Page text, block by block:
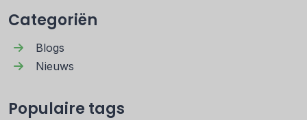
Categoriën
Blogs
Nieuws
Populaire tags